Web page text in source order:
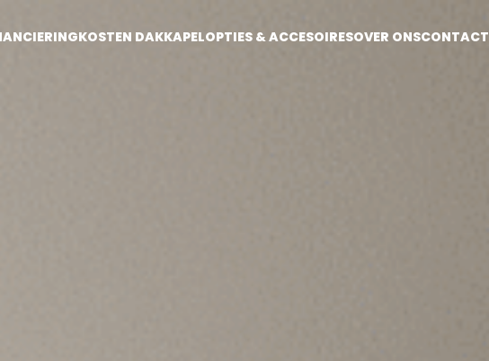
KOSTEN DAKKAPELOPTIES & ACCESOIRESOVER ONSCONTACT